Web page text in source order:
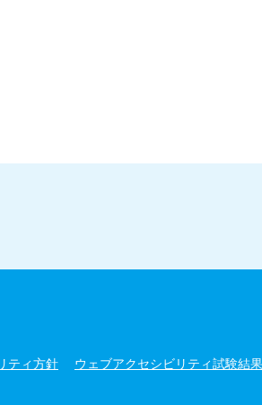
ティ方針 ウェブアクセシビリティ試験結果